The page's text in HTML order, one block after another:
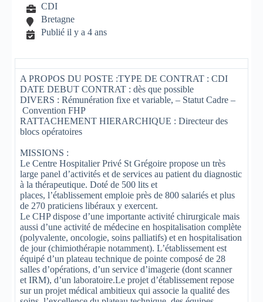
CDI
Bretagne
Publié il y a 4 ans
A PROPOS DU POSTE :TYPE DE CONTRAT : CDI
DATE DEBUT CONTRAT : dès que possible
DIVERS : Rémunération fixe et variable, – Statut Cadre –
Convention FHP
RATTACHEMENT HIERARCHIQUE : Directeur des
blocs opératoires
MISSIONS :
Le Centre Hospitalier Privé St Grégoire propose un très
large panel d’activités et de services au patient du diagnostic
à la thérapeutique. Doté de 500 lits et
places, l’établissement emploie près de 800 salariés et plus
de 270 praticiens libéraux y exercent.
Le CHP dispose d’une importante activité chirurgicale mais
aussi d’une activité de médecine en hospitalisation complète
(polyvalente, oncologie, soins palliatifs) et en hospitalisation
de jour (chimiothérapie notamment). L’établissement est
équipé d’un plateau technique de pointe composé de 28
salles d’opérations, d’un service d’imagerie (dont scanner
et IRM), d’un laboratoire.Le projet d’établissement repose
sur un projet médical ambitieux qui associe la qualité des